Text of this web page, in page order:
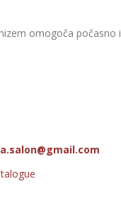
omogoča počasno